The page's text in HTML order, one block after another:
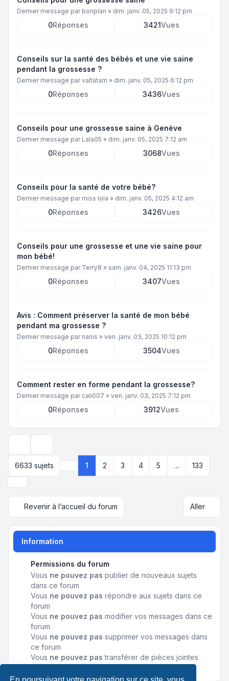
Dernier message par bonplan » dim. janv. 05, 2025 9:12 pm
0Réponses 3421Vues
Conseils sur la santé des bébés et une vie saine
pendant la grossesse ?
Dernier message parvaltatam » dim. janv. 05, 2025 6:12 pm
0Réponses 3436Vues
Conseils pour une grossesse saine à Genève
Dernier message par Lala05 » dim. janv. 05, 2025 7:12 am
0Réponses 3068Vues
Conseils pour la santé de votre bébé?
Dernier message par miss lola » dim. janv. 05, 2025 4:12 am
0Réponses 3426Vues
Conseils pour une grossesse et une vie saine pour
mon bébé!
Dernier message par Terry8 » sam. janv. 04, 2025 11:13 pm
0Réponses 3407Vues
Avis : Comment préserver la santé de mon bébé
pendant ma grossesse ?
Dernier message par nanis » ven. janv. 03, 2025 10:12 pm
0Réponses 3504Vues
Comment rester en forme pendant la grossesse?
Dernier message par cali007 » ven. janv. 03, 2025 7:12 pm
0Réponses 3912Vues
6633 sujets
Page 1 sur133
1 2 3 4 5 …
133
Revenir à l’accueil du forum Aller
Information
Permissions du forum
Vous ne pouvez pas publier de nouveaux sujets
dans ce forum
Vous ne pouvez pas répondre aux sujets dans ce
forum
Vous ne pouvez pas modifier vos messages dans ce
forum
Vous ne pouvez pas supprimer vos messages dans
ce forum
Vous ne pouvez pas transférer de pièces jointes